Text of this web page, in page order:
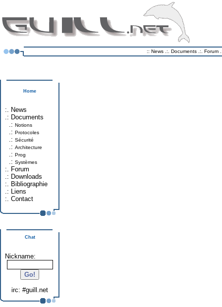
:: News.:. Documents.:. Forum
Home
:. News
.: Documents
.: Notions
.: Protocoles
.: Sécurité
.: Architecture
.: Prog
.: Systèmes
:. Forum
.: Downloads
:. Bibliographie
.: Liens
:. Contact
Chat
Nickname:
irc: #guill.net